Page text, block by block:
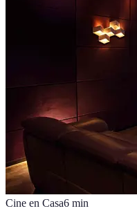
Cine en Casa6 min